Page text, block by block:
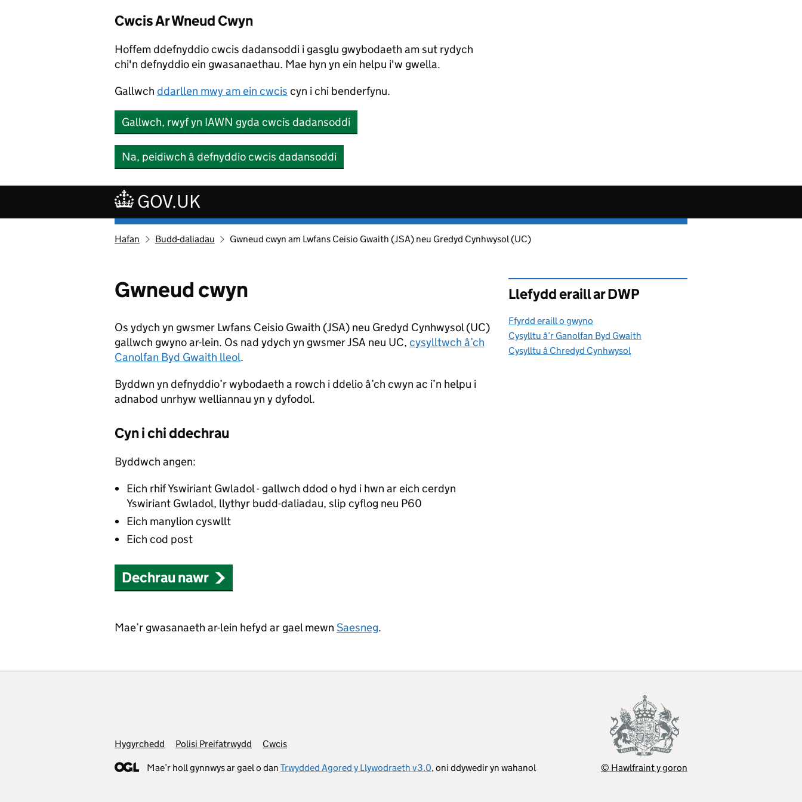
Cwcis Ar Wneud Cwyn
Hoffem ddefnyddio cwcis dadansoddi i gasglu gwybodaeth am sut rydych
chi'n defnyddio ein gwasanaethau. Mae hyn yn ein helpu i'w gwella.
Gallwch ddarllen mwy am ein cwcis cyn i chi benderfynu.
Gallwch, rwyf yn IAWN gyda cwcis dadansoddi
Na, peidiwch â defnyddio cwcis dadansoddi
GOV.UK
Hafan Budd-daliadau Gwneud cwyn am Lwfans Ceisio Gwaith (JSA) neu Gredyd Cynhwysol (UC)
Gwneud cwyn
Os ydych yn gwsmer Lwfans Ceisio Gwaith (JSA) neu Gredyd Cynhwysol (UC)
gallwch gwyno ar-lein. Os nad ydych yn gwsmer JSA neu UC, cysylltwch â’ch
Canolfan Byd Gwaith lleol.
Byddwn yn defnyddio’r wybodaeth a rowch i ddelio â’ch cwyn ac i’n helpu i
adnabod unrhyw welliannau yn y dyfodol.
Cyn i chi ddechrau
Byddwch angen:
Eich rhif Yswiriant Gwladol - gallwch ddod o hyd i hwn ar eich cerdyn
Yswiriant Gwladol, llythyr budd-daliadau, slip cyflog neu P60
Eich manylion cyswllt
Eich cod post
Dechrau nawr
Mae’r gwasanaeth ar-lein hefyd ar gael mewn Saesneg.
Llefydd eraill ar DWP
Ffyrdd eraill o gwyno
Cysylltu â’r Ganolfan Byd Gwaith
Cysylltu â Chredyd Cynhwysol
Hygyrchedd Polisi Preifatrwydd Cwcis
Mae’r holl gynnwys ar gael o dan Trwydded Agored y Llywodraeth v3.0, oni ddywedir yn wahanol © Hawlfraint y goron